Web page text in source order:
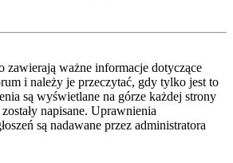
zawierają ważne informacje dotyczące
i należy je przeczytać, gdy tylko jest to
są wyświetlane na górze każdej strony
napisane. Uprawnienia
są nadawane przez administratora